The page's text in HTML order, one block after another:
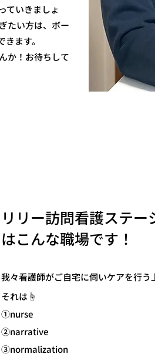
ていきましょ
たい方は、ボー
ます。
か！お待ちして
リリー訪問看護ステー
​はこんな職場です！
我々看護師がご自宅に伺いケアを行う
それは☝️
①nurse
②narrative
③normalization